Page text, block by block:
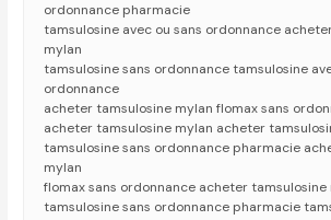
ordonnance pharmacie
tamsulosine avec ou sans ordonnance
mylan
tamsulosine sans ordonnance tamsulosine
ordonnance
acheter tamsulosine mylan flomax sans
acheter tamsulosine mylan acheter
tamsulosine sans ordonnance pharmacie
mylan
flomax sans ordonnance acheter tamsulosine
tamsulosine sans ordonnance pharmacie